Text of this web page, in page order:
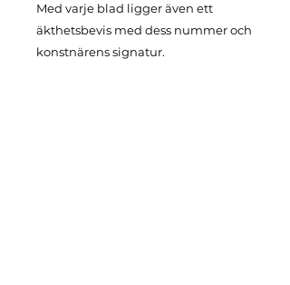
Med varje blad ligger även ett
äkthetsbevis med dess nummer och
konstnärens signatur.